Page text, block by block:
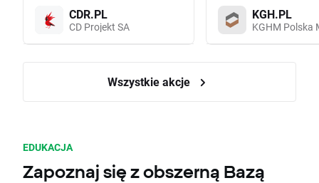
CDR.PL
CD Projekt SA
KGH.PL
KGHM Polska
Wszystkie akcje
EDUKACJA
Zapoznaj się z obszerną Bazą